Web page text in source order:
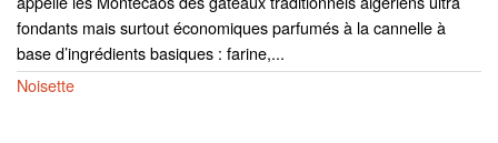
fondants mais surtout économiques parfumés à la cannelle à
base d’ingrédients basiques : farine,...
Noisette